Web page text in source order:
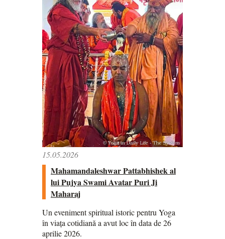
15.05.2026
Mahamandaleshwar Pattabhishek al
lui Pujya Swami Avatar Puri Ji
Maharaj
Un eveniment spiritual istoric pentru Yoga
în viața cotidiană a avut loc în data de 26
aprilie 2026.